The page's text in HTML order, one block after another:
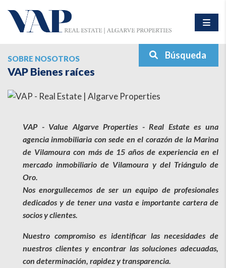
Búsqueda
SOBRE NOSOTROS
VAP Bienes raíces
VAP - Value Algarve Properties - Real Estate es una
agencia inmobiliaria con sede en el corazón de la Marina
de Vilamoura con más de 15 años de experiencia en el
mercado inmobiliario de Vilamoura y del Triángulo de
Oro.
Nos enorgullecemos de ser un equipo de profesionales
dedicados y de tener una vasta e importante cartera de
socios y clientes.
Nuestro compromiso es identificar las necesidades de
nuestros clientes y encontrar las soluciones adecuadas,
con determinación, rapidez y transparencia.